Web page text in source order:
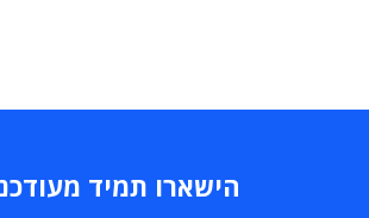
הישארו תמיד